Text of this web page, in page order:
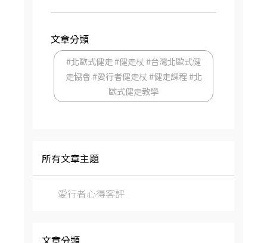
文章分類
#北歐式健走 #健走杖 #台灣北歐式健
走協會 #愛行者健走杖 #健走課程 #北
歐式健走教學
所有文章主題
愛行者心得客評
文章分類